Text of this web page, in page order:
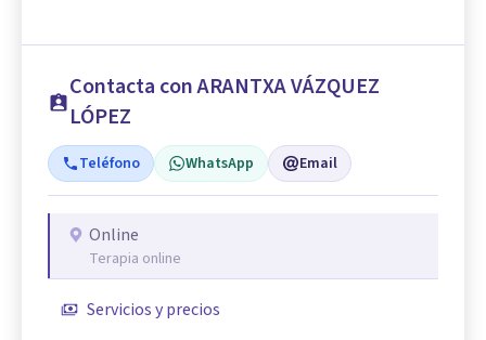
Contacta con ARANTXA VÁZQUEZ
LÓPEZ
Teléfono WhatsApp Email
Online
Terapia online
Servicios y precios